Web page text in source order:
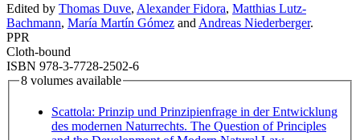
Edited by Thomas Duve, Alexander Fidora, Matthias Lutz-
Bachmann, María Martín Gómez and Andreas Niederberger.
PPR
Cloth-bound
ISBN 978-3-7728-2502-6
8 volumes available
Scattola: Prinzip und Prinzipienfrage in der Entwicklung
des modernen Naturrechts. The Question of Principles